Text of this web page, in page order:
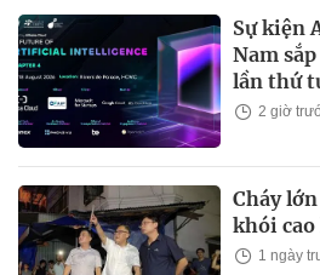
Sự kiện
Nam
lần thứ
2 giờ
Cháy
khói cao
1 ngày